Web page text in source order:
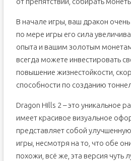
В начале игры, ваш дракон
по мере игры его сила
опыта и вашим золотым
всегда можете инвестировать
повышение жизнестойкости,
способности по созданию
Dragon Hills 2 – это уникальное
имеет красивое визуальное
представляет собой
игры, несмотря на то, что обе
похожи, всё же, эта версия чуть